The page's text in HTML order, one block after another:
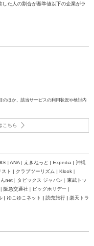
た人の割合が基準値以下の企業がラ
のほか、該当サービスの利用状況や検討内
こちら
| ANA | えきねっと | Expedia | 沖縄
ト | クラブツーリズム | Klook |
net | タビックス ジャパン | 東武トッ
阪急交通社 | ビッグホリデー |
| ゆこゆこネット | 読売旅行 | 楽天トラ